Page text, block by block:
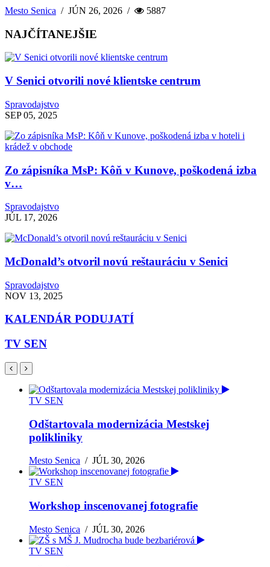
Mesto Senica /JÚN 26, 2026 / 5887
NAJČÍTANEJŠIE
V Senici otvorili nové klientske centrum
Spravodajstvo
SEP 05, 2025
Zo zápisníka MsP: Kôň v Kunove, poškodená izba
v…
Spravodajstvo
JÚL 17, 2026
McDonald’s otvoril novú reštauráciu v Senici
Spravodajstvo
NOV 13, 2025
KALENDÁR PODUJATÍ
TV SEN
TV SEN
Odštartovala modernizácia Mestskej
polikliniky
Mesto Senica /JÚL 30, 2026
TV SEN
Workshop inscenovanej fotografie
Mesto Senica /JÚL 30, 2026
TV SEN